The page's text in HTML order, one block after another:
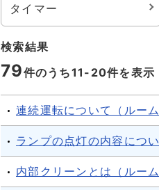
タイマー
検索結果
79件のうち11- 20件を表示
連続運転について（ルーム
ランプの点灯の内容につ
内部クリーンとは（ルーム